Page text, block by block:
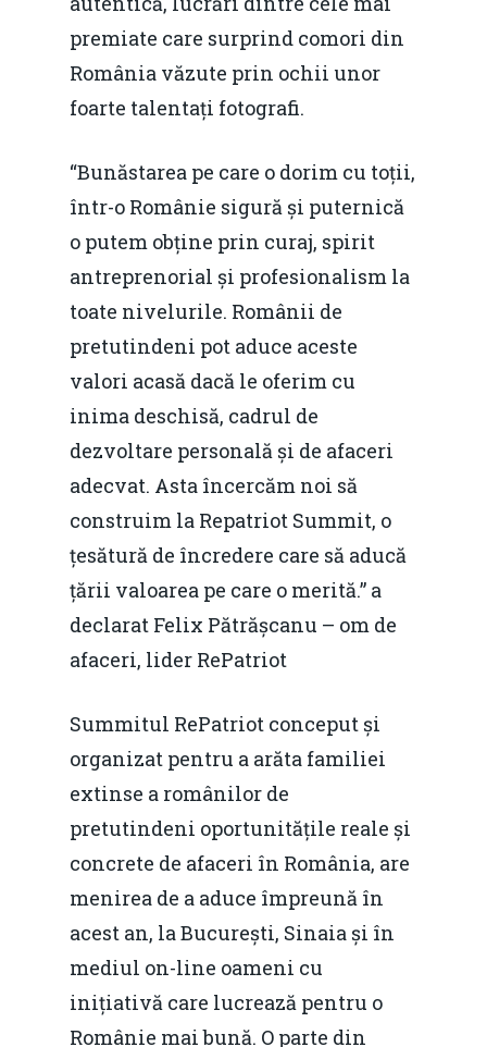
premiate care surprind comori din
România văzute prin ochii unor
foarte talentați fotografi.
“Bunăstarea pe care o dorim cu toții,
într-o Românie sigură și puternică
o putem obține prin curaj, spirit
antreprenorial și profesionalism la
toate nivelurile. Românii de
pretutindeni pot aduce aceste
valori acasă dacă le oferim cu
inima deschisă, cadrul de
dezvoltare personală și de afaceri
adecvat. Asta încercăm noi să
construim la Repatriot Summit, o
țesătură de încredere care să aducă
țării valoarea pe care o merită.” a
declarat Felix Pătrășcanu – om de
afaceri, lider RePatriot
Summitul RePatriot conceput și
organizat pentru a arăta familiei
extinse a românilor de
pretutindeni oportunitățile reale și
concrete de afaceri în România, are
menirea de a aduce împreună în
acest an, la București, Sinaia și în
mediul on-line oameni cu
inițiativă care lucrează pentru o
Românie mai bună. O parte din
Home
Noutăți
Despre
Evenimente
Foto
resurselor naturale
concurenţă.
Soluții de
IMM
Rolul băncilor în
IMM
Video
economie
Economie
Video Forum Marea
predictibilitate,
Contact
Burse pentru
Contact
Daniel Apostol
Email: